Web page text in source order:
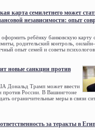
карта семилетнего может
независимости: опыт
ребёнку банковскую карту
родительский контроль,
опыт семей и советы
новые санкции против
Дональд Трамп может ввести
против России. В Вашингтоне
ограничительные меры в связи
за теракты в